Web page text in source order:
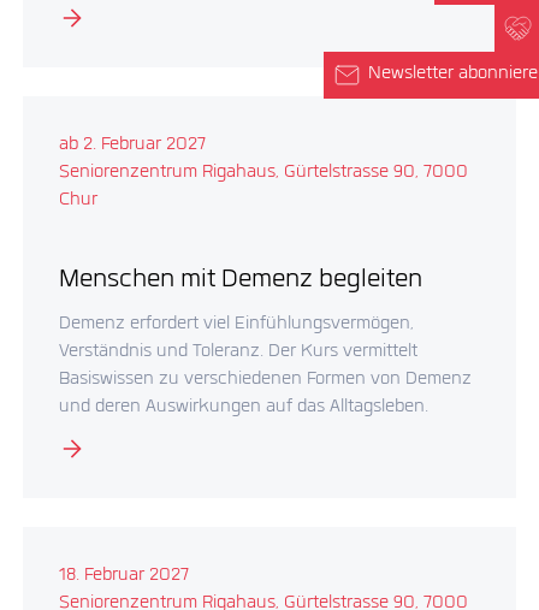
Newsletter
ab 2. Februar 2027
Seniorenzentrum Rigahaus, Gürtelstrasse 90, 7000
Chur
Menschen mit Demenz begleiten
Demenz erfordert viel Einfühlungsvermögen,
Verständnis und Toleranz. Der Kurs vermittelt
Basiswissen zu verschiedenen Formen von Demenz
und deren Auswirkungen auf das Alltagsleben.
18. Februar 2027
Seniorenzentrum Rigahaus, Gürtelstrasse 90, 7000